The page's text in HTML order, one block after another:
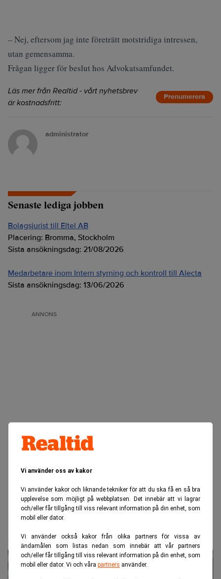
Vi använder oss av kakor
Vi använder kakor och liknande tekniker för att du ska få en så bra
upplevelse som möjligt på webbplatsen. Det innebär att vi lagrar
och/eller får tillgång till viss relevant information på din enhet, som
mobil eller dator.
Vi använder också kakor från olika partners för vissa av
ändamålen som listas nedan som innebär att vår partners
och/eller får tillgång till viss relevant information på din enhet, som
mobil eller dator. Vi och våra partners använder.
– Nej, eftersom jag inte företrätt motstridiga intressen,
utan gemensamma.
Frågan ligger för beslut hos Advokatsamfundet.
Läs mer från Realtid - vårt nyhetsbrev
är kostnadsfritt:
Prenumerera
administrator
Senaste lediga jobben
Bolagsjurist till Eltel AB
Placering: Bromma, Stockholm
Sista ansökningsdag: 21/08/2026
Medarbetare inom Intern styrning och kontroll till Alecta
Sista ansökningsdag: 13/06/2026
ANNONS
Realtid.se Börs & finans
Investeringarna bakom AI mattas av i
det tysta